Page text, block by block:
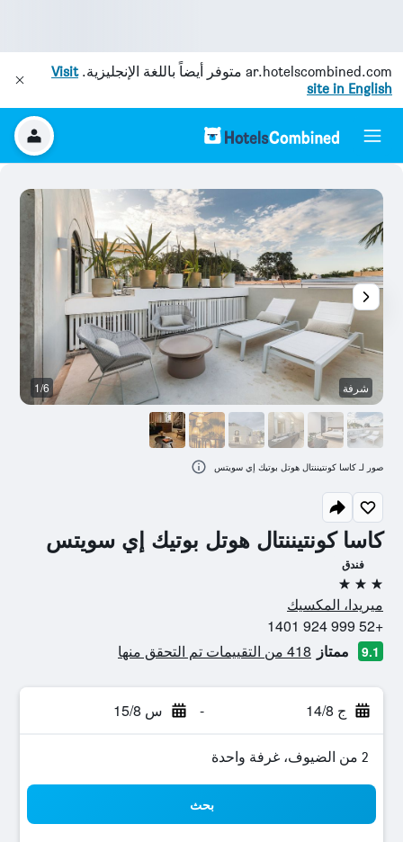
ar.hotelscombined.com متوفر أيضاً باللغة الإنجليزية.Visit
site in English
كاسا كونتيننتال هوتل بوتيك إي سويتس
فندق
3 نجوم
ميريدا، المكسيك
+52 999 924 1401
9.1 ممتاز 418 من التقييمات تم التحقق منها
ج 14/8 - س 15/8
2 من الضيوف، غرفة واحدة
بحث
شرفة 1/6
صور لـ كاسا كونتيننتال هوتل بوتيك إي سويتس